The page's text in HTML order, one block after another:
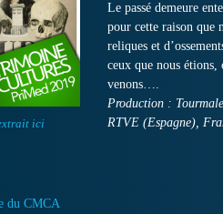
ici
Le passé demeure
pour cette raison que
reliques et
ceux que nous étions,
venons….
Production :
RTVE (Espagne),
du CMCA